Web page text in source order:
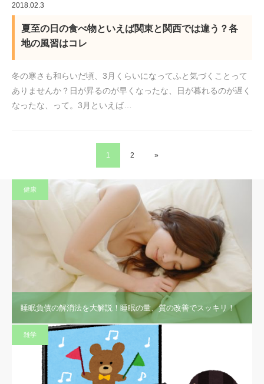
2018.02.3
夏至の日の食べ物といえば関東と関西では違う？各
地の風習はコレ
冬の寒さも和らいだ頃、3月くらいになってふと気づくことって
ありませんか？日が昇るのが早くなったな、日が暮れるのが遅く
なったな、って。3月といえば…
1 2 »
健康
睡眠負債の解消法を大解説！睡眠の量、質の改善でスッキリ！
雑学